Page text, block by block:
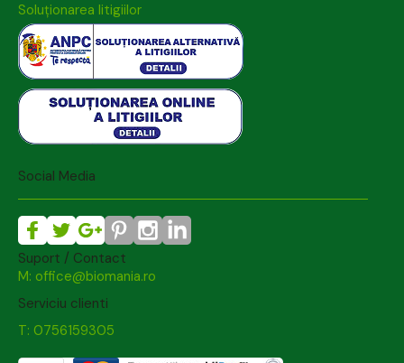
Soluționarea litigiilor
Social Media
Suport / Contact
M: office@biomania.ro
Serviciu clienti
T: 0756159305